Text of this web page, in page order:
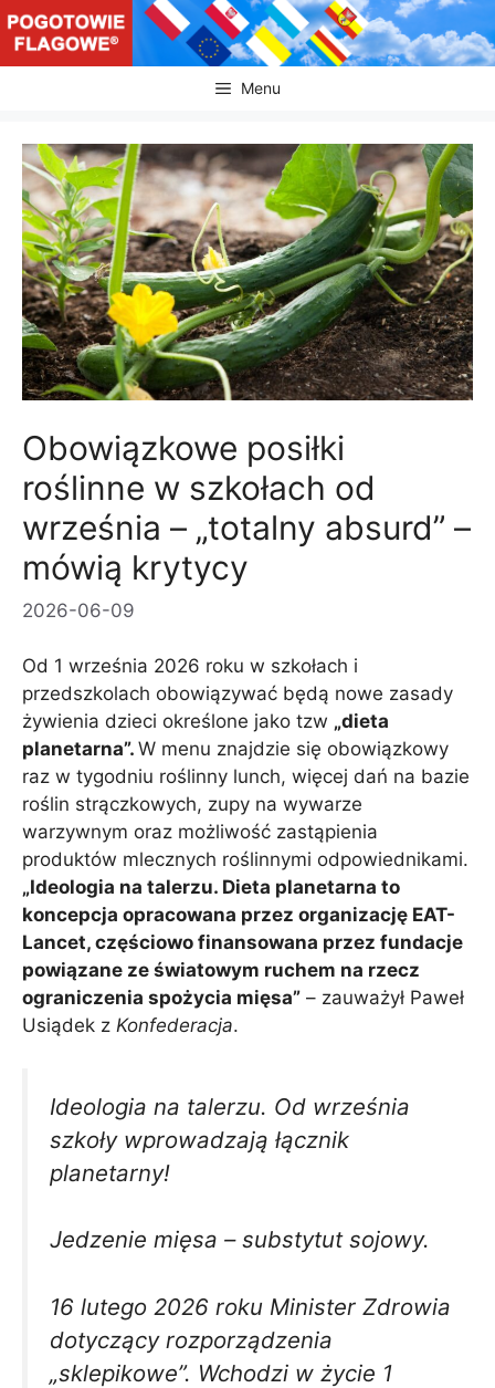
Przejdź
do
treści
Menu
Obowiązkowe posiłki
roślinne w szkołach od
września – „totalny absurd” –
mówią krytycy
2026-06-09
Od 1 września 2026 roku w szkołach i
przedszkolach obowiązywać będą nowe zasady
żywienia dzieci określone jako tzw „dieta
planetarna”. W menu znajdzie się obowiązkowy
raz w tygodniu roślinny lunch, więcej dań na bazie
roślin strączkowych, zupy na wywarze
warzywnym oraz możliwość zastąpienia
produktów mlecznych roślinnymi odpowiednikami.
„Ideologia na talerzu. Dieta planetarna to
koncepcja opracowana przez organizację EAT-
Lancet, częściowo finansowana przez fundacje
powiązane ze światowym ruchem na rzecz
ograniczenia spożycia mięsa” – zauważył Paweł
Usiądek z Konfederacja.
Ideologia na talerzu. Od września
szkoły wprowadzają łącznik
planetarny!
Jedzenie mięsa – substytut sojowy.
16 lutego 2026 roku Minister Zdrowia
dotyczący rozporządzenia
„sklepikowe”. Wchodzi w życie 1